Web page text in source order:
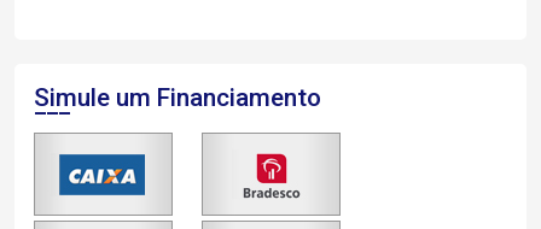
Simule um Financiamento